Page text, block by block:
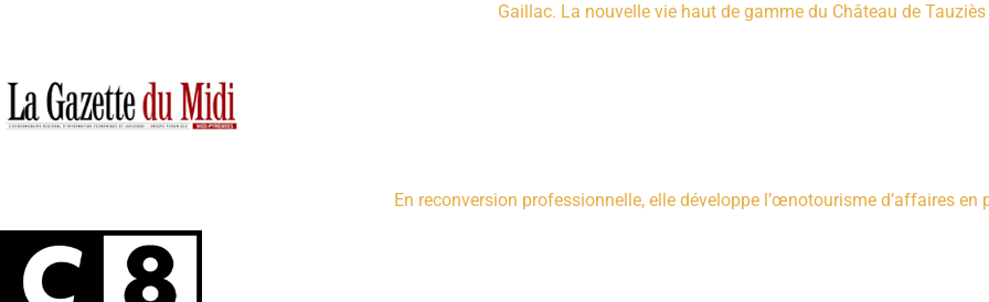
Gaillac. La nouvelle vie haut de gamme du Château de Tauziès
En reconversion professionnelle, elle développe l’œnotourisme d’affaires en